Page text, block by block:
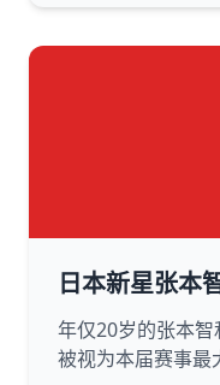
日本新星张本
年仅20岁的张本智
被视为本届赛事最